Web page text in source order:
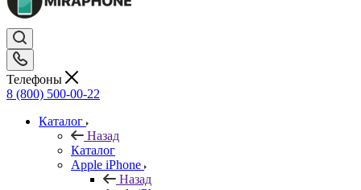
Телефоны
8 (800) 500-00-22
Каталог
Назад
Каталог
Apple iPhone
Назад